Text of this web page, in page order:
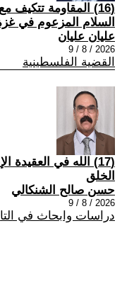
(16) المقاومة
السلام المزعوم في
عليان عليان
2026 / 8 / 9
القضية الفلسطينية
(17) الله في العقيدة
الخلق
حسن صالح الشنكالي
2026 / 8 / 9
دراسات وابحاث في